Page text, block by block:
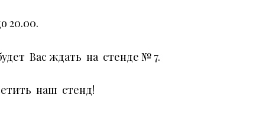
20.00.
Вас ждать на стенде № 7.
наш стенд!